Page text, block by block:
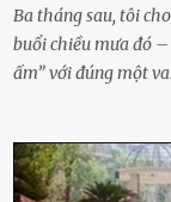
Ba tháng sau, tôi
buổi chiều mưa đó
ấm” với đúng một
cưới cô để có con.
khóc lóc,” anh ta